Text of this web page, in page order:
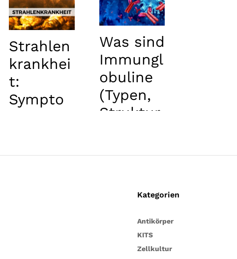
Strahlen
krankhei
t:
Sympto
ung
Was sind
Immungl
obuline
(Typen,
Struktur
Kategorien
Antikörper
KITS
Zellkultur